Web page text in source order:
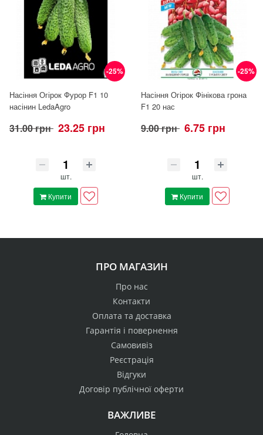
-25%
Насіння Огірок Фурор F1 10
насінин LedaAgro
31.00 грн 23.25 грн
шт.
Купити
-25%
Насіння Огірок Фінікова грона
F1 20 нас
9.00 грн 6.75 грн
шт.
Купити
ПРО МАГАЗИН
Про нас
Контакти
Оплата та доставка
Гарантія і повернення
Самовивіз
Реєстрація
Відгуки
Договір публічної оферти
ВАЖЛИВЕ